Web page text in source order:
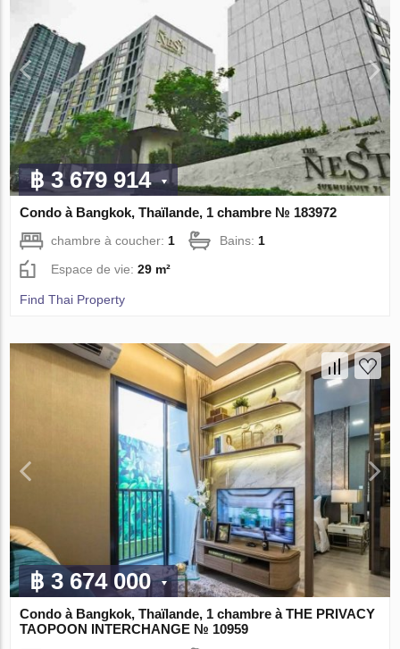
฿ 3 679 914
Condo à Bangkok, Thaïlande, 1 chambre № 183972
chambre à coucher: 1 Bains: 1
Espace de vie:29 m²
Find Thai Property
฿ 3 674 000
Condo à Bangkok, Thaïlande, 1 chambre à THE PRIVACY
TAOPOON INTERCHANGE № 10959